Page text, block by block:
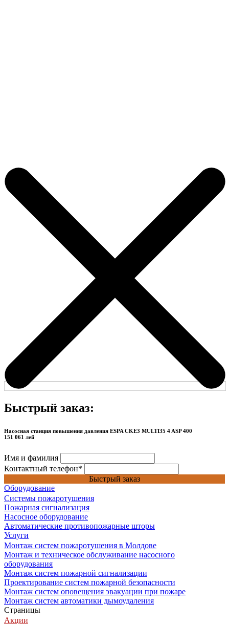
Быстрый заказ:
Насосная станция повышения давления ESPA CKE3 MULTI35 4 ASP 400
151 061 лей
Имя и фамилия
Контактный телефон*
Быстрый заказ
Оборудование
Системы пожаротушения
Пожарная сигнализация
Насосное оборудование
Автоматические противопожарные шторы
Услуги
Монтаж систем пожаротушения в Молдове
Монтаж и техническое обслуживание насосного
оборудования
Монтаж систем пожарной сигнализации
Проектирование систем пожарной безопасности
Монтаж систем оповещения эвакуации при пожаре
Монтаж систем автоматики дымоудаления
Страницы
Акции